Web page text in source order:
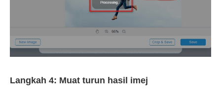
Langkah 4: Muat turun hasil imej